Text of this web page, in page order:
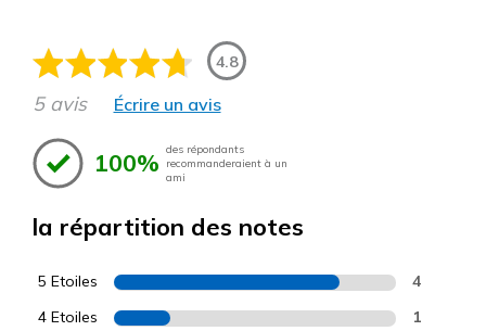
4.8
5 avis Écrire un avis
100% des répondants
recommanderaient à un
ami
la répartition des notes
5 Etoiles 4
4 Etoiles 1